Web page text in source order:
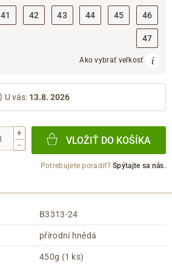
41 42 43 44 45 46
47
Ako vybrať veľkosť
U vás: 13.8. 2026
+
-
VLOŽIŤ DO KOŠÍKA
Potrebujete poradiť?Spýtajte sa nás.
B3313-24
přírodní hnědá
450g (1 ks)